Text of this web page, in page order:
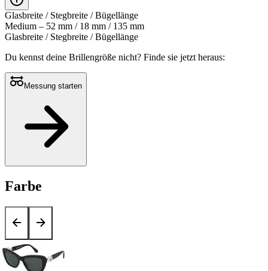
Glasbreite / Stegbreite / Bügellänge
Medium – 52 mm / 18 mm / 135 mm
Glasbreite / Stegbreite / Bügellänge
Du kennst deine Brillengröße nicht? Finde sie jetzt heraus:
Messung starten
Farbe